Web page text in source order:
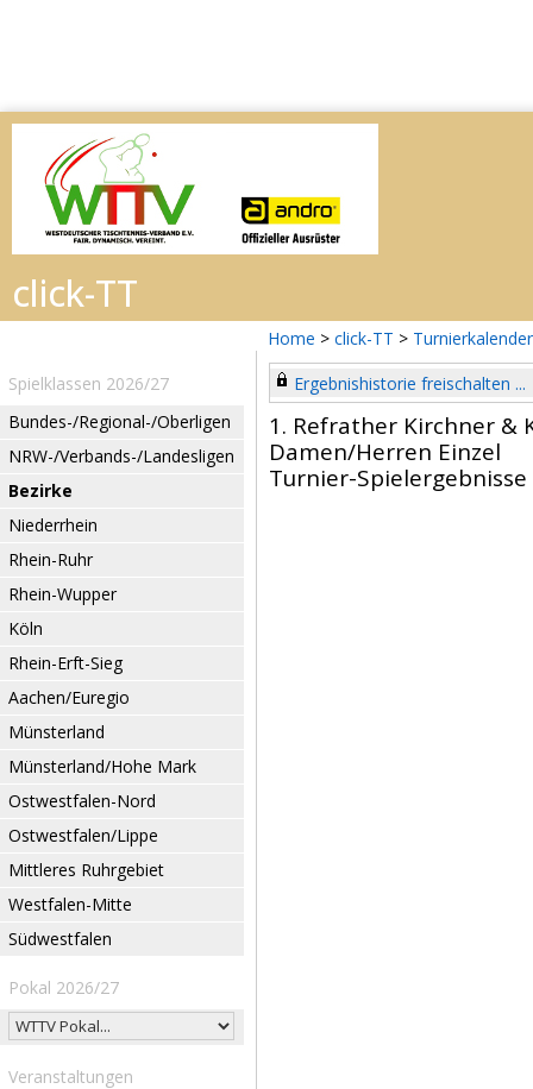
Home > click-TT > Turnierkalender
Spielklassen 2026/27
Bundes-/Regional-/Oberligen
NRW-/Verbands-/Landesligen
Bezirke
Niederrhein
Rhein-Ruhr
Rhein-Wupper
Köln
Rhein-Erft-Sieg
Aachen/Euregio
Münsterland
Münsterland/Hohe Mark
Ostwestfalen-Nord
Ostwestfalen/Lippe
Mittleres Ruhrgebiet
Westfalen-Mitte
Südwestfalen
Pokal 2026/27
Veranstaltungen
Ergebnishistorie freischalten ...
1. Refrather Kirchner &
Damen/Herren Einzel
Turnier-Spielergebnisse